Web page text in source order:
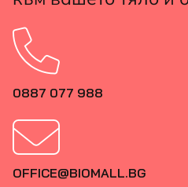
0887 077 988
OFFICE@BIOMALL.BG